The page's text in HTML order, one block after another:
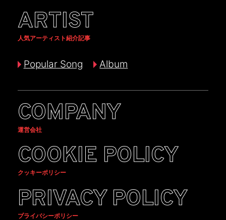
ARTIST
人気アーティスト紹介記事
Popular Song Album
COMPANY
運営会社
COOKIE POLICY
クッキーポリシー
PRIVACY POLICY
プライバシーポリシー